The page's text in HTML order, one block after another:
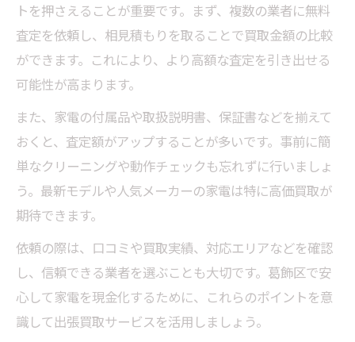
トを押さえることが重要です。まず、複数の業者に無料
査定を依頼し、相見積もりを取ることで買取金額の比較
ができます。これにより、より高額な査定を引き出せる
可能性が高まります。
また、家電の付属品や取扱説明書、保証書などを揃えて
おくと、査定額がアップすることが多いです。事前に簡
単なクリーニングや動作チェックも忘れずに行いましょ
う。最新モデルや人気メーカーの家電は特に高価買取が
期待できます。
依頼の際は、口コミや買取実績、対応エリアなどを確認
し、信頼できる業者を選ぶことも大切です。葛飾区で安
心して家電を現金化するために、これらのポイントを意
識して出張買取サービスを活用しましょう。